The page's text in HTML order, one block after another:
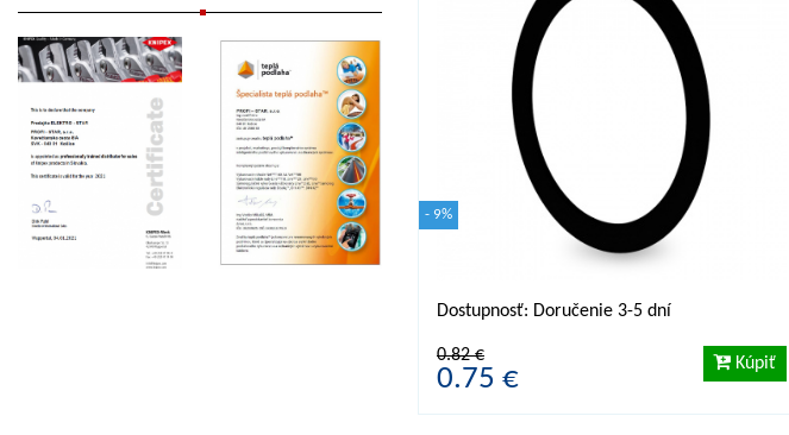
- 9%
Dostupnosť: Doručenie 3-5 dní
0.82 €
0.75 € Kúpiť